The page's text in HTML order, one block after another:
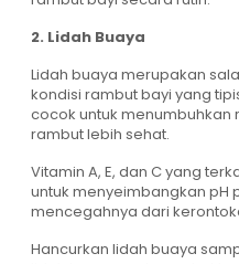
2. Lidah Buaya
Lidah buaya merupakan
kondisi rambut bayi yang
cocok untuk
rambut lebih sehat.
Vitamin A, E, dan C yang
untuk menyeimbangkan pH
mencegahnya dari
Hancurkan lidah buaya